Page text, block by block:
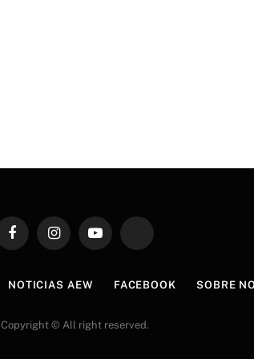
FacebookInstagramYouTube TikTok
NOTICIAS AEW FACEBOOK SOBRE
Copyright © All right reserved.